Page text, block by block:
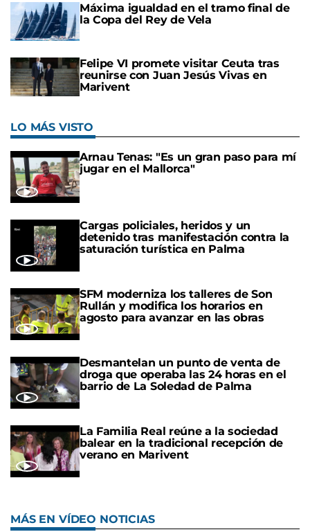
Máxima igualdad en el tramo final de
la Copa del Rey de Vela
Felipe VI promete visitar Ceuta tras
reunirse con Juan Jesús Vivas en
Marivent
LO MÁS VISTO
Arnau Tenas: "Es un gran paso para mí
jugar en el Mallorca"
Cargas policiales, heridos y un
detenido tras manifestación contra la
saturación turística en Palma
SFM moderniza los talleres de Son
Rullán y modifica los horarios en
agosto para avanzar en las obras
Desmantelan un punto de venta de
droga que operaba las 24 horas en el
barrio de La Soledad de Palma
La Familia Real reúne a la sociedad
balear en la tradicional recepción de
verano en Marivent
MÁS EN VÍDEO NOTICIAS